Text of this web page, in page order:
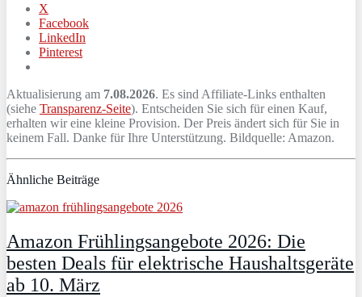
X
Facebook
LinkedIn
Pinterest
Aktualisierung am 7.08.2026. Es sind Affiliate-Links enthalten
(siehe Transparenz-Seite). Entscheiden Sie sich für einen Kauf,
erhalten wir eine kleine Provision. Der Preis ändert sich für Sie in
keinem Fall. Danke für Ihre Unterstützung. Bildquelle: Amazon.
Ähnliche Beiträge
Amazon Frühlingsangebote 2026: Die
besten Deals für elektrische Haushaltsgeräte
ab 10. März